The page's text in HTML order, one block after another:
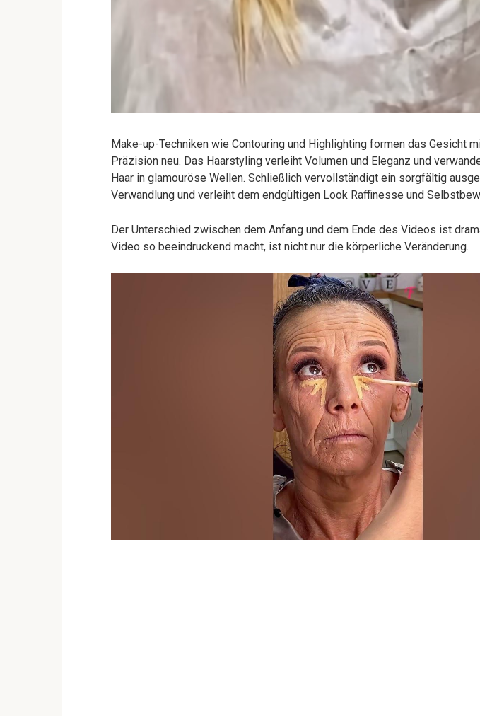
Make-up-Techniken wie Contouring und Highlighting formen das Gesicht
Präzision neu. Das Haarstyling verleiht Volumen und Eleganz und
Haar in glamouröse Wellen. Schließlich vervollständigt ein sorgfältig
Verwandlung und verleiht dem endgültigen Look Raffinesse und
Der Unterschied zwischen dem Anfang und dem Ende des Videos ist
Video so beeindruckend macht, ist nicht nur die körperliche Veränderung.